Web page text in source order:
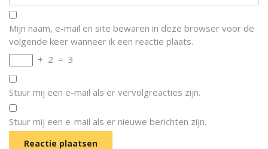
Mijn naam, e-mail en site bewaren in deze browser voor de
volgende keer wanneer ik een reactie plaats.
+ 2 = 3
Stuur mij een e-mail als er vervolgreacties zijn.
Stuur mij een e-mail als er nieuwe berichten zijn.